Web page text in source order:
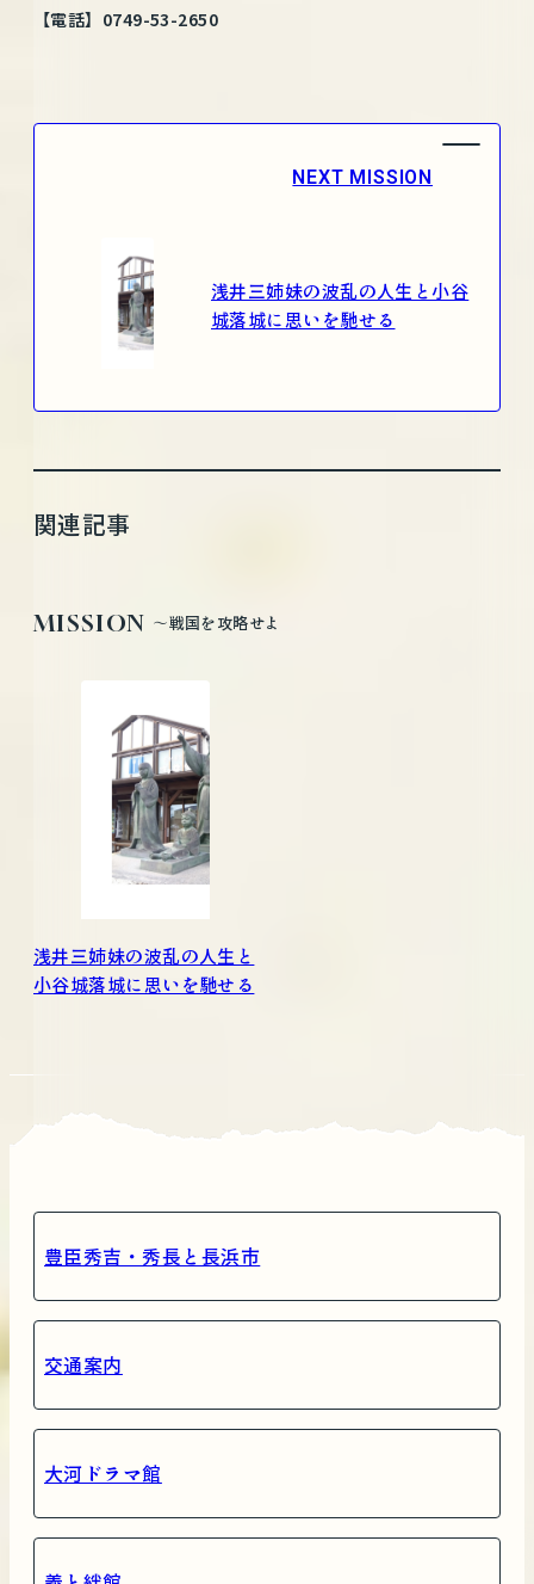
【電話】0749-53-2650
NEXT MISSION
浅井三姉妹の波乱の人生と小谷
城落城に思いを馳せる
関連記事
MISSION 〜戦国を攻略せよ
浅井三姉妹の波乱の人生と
小谷城落城に思いを馳せる
豊臣秀吉・秀長と長浜市
交通案内
大河ドラマ館